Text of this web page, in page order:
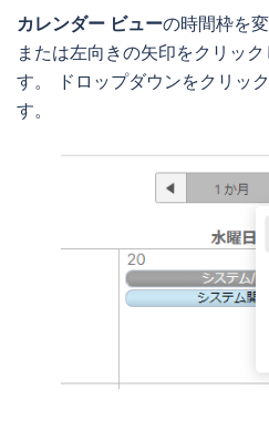
カレンダー ビューの時間枠を
または左向きの矢印をクリッ
す。 ドロップダウンをクリッ
す。